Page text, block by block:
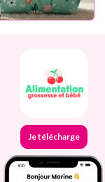
Je télécharge